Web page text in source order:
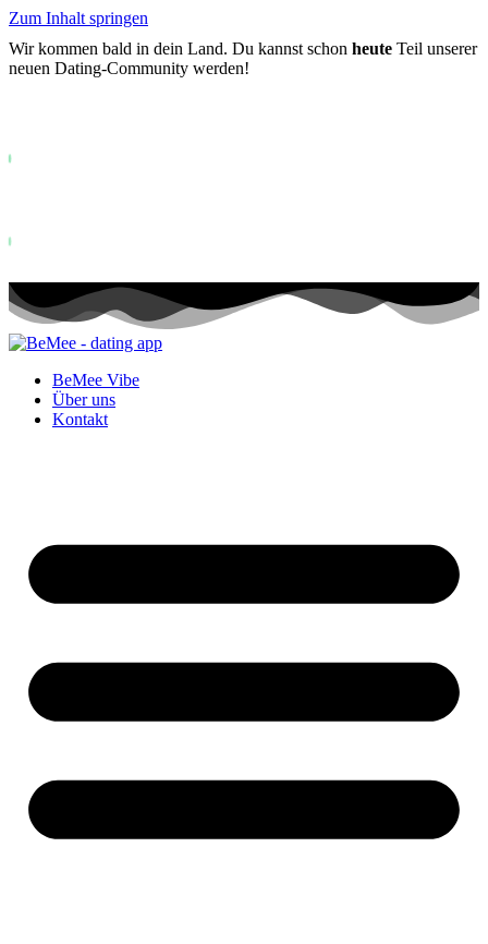
Zum Inhalt springen
Wir kommen bald in dein Land. Du kannst schon heute Teil unserer
neuen Dating-Community werden!
BeMee Vibe
Über uns
Kontakt